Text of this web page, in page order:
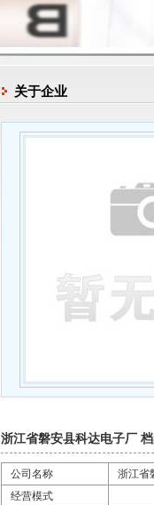
关于企业
浙江省磐安县科达电子厂
公司名称
浙江省
经营模式